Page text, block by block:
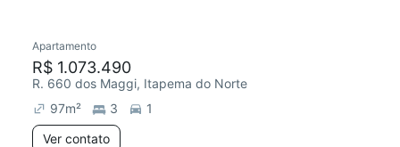
Redecorar
Apartamento
R$ 1.073.490
R. 660 dos Maggi, Itapema do Norte
97m² 3
1
Ver contato